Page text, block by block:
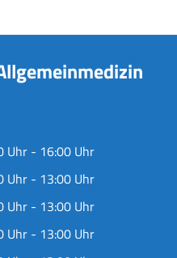
Uhr - 16:00 Uhr
Uhr - 13:00 Uhr
Uhr - 13:00 Uhr
Uhr - 13:00 Uhr